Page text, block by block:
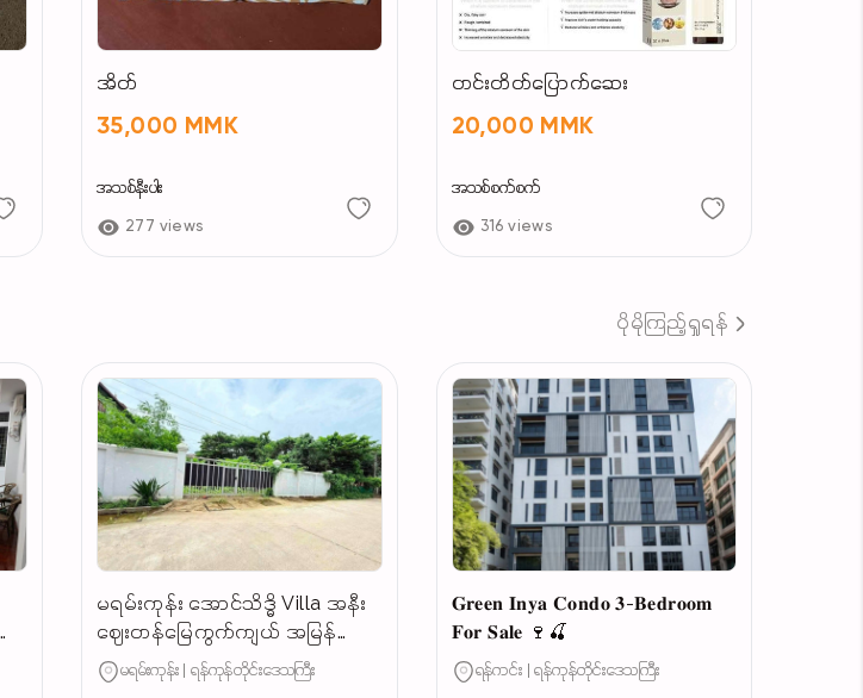
အိတ်
35,000 MMK
အသစ်နီးပါး
277 views
တင်းတိတ်ပြောက်ဆေး
20,000 MMK
အသစ်စက်စက်
316 views
ပိုမိုကြည့်ရှုရန်
မရမ်းကုန်း အောင်သိဒ္ဓိ Villa အနီး
ဈေးတန်မြေကွက်ကျယ် အမြန်
ရောင်းမည်
မရမ်းကုန်း | ရန်ကုန်တိုင်းဒေသကြီး
𝐆𝐫𝐞𝐞𝐧 𝐈𝐧𝐲𝐚 𝐂𝐨𝐧𝐝𝐨 𝟑-𝐁𝐞𝐝𝐫𝐨𝐨𝐦
𝐅𝐨𝐫 𝐒𝐚𝐥𝐞 🍷🍒
ရန်ကင်း | ရန်ကုန်တိုင်းဒေသကြီး